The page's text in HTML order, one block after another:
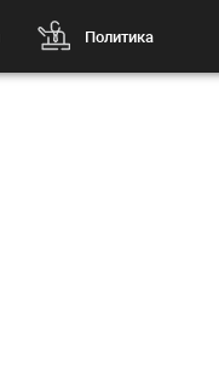
Политика